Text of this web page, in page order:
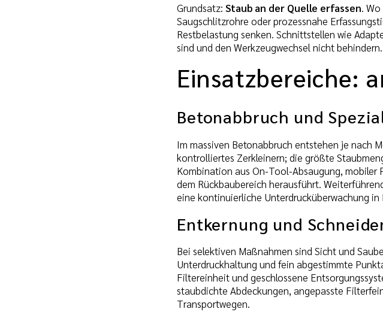
Grundsatz: Staub an der Quelle erfassen.
Saugschlitzrohre oder prozessnahe
Restbelastung senken. Schnittstellen wie
sind und den Werkzeugwechsel nicht behindern.
Einsatzbereiche:
Betonabbruch und
Im massiven Betonabbruch entstehen je nach
kontrolliertes Zerkleinern; die größte
Kombination aus On-Tool-Absaugung,
dem Rückbaubereich herausführt.
eine kontinuierliche Unterdrucküberwachung
Entkernung und
Bei selektiven Maßnahmen sind Sicht und
Unterdruckhaltung und fein abgestimmte
Filtereinheit und geschlossene
staubdichte Abdeckungen, angepasste
Transportwegen.